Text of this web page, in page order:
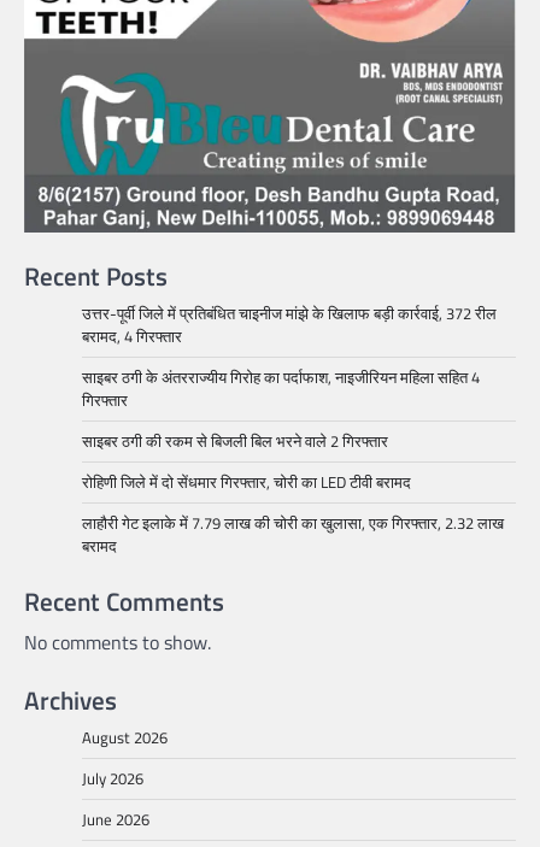
Recent Posts
उत्तर-पूर्वी जिले में प्रतिबंधित चाइनीज मांझे के खिलाफ बड़ी कार्रवाई, 372 रील
बरामद, 4 गिरफ्तार
साइबर ठगी के अंतरराज्यीय गिरोह का पर्दाफाश, नाइजीरियन महिला सहित 4
गिरफ्तार
साइबर ठगी की रकम से बिजली बिल भरने वाले 2 गिरफ्तार
रोहिणी जिले में दो सेंधमार गिरफ्तार, चोरी का LED टीवी बरामद
लाहौरी गेट इलाके में 7.79 लाख की चोरी का खुलासा, एक गिरफ्तार, 2.32 लाख
बरामद
Recent Comments
No comments to show.
Archives
August 2026
July 2026
June 2026